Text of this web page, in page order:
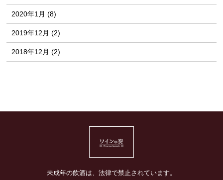
2020年1月 (8)
2019年12月 (2)
2018年12月 (2)
未成年の飲酒は、法律で禁止されています。